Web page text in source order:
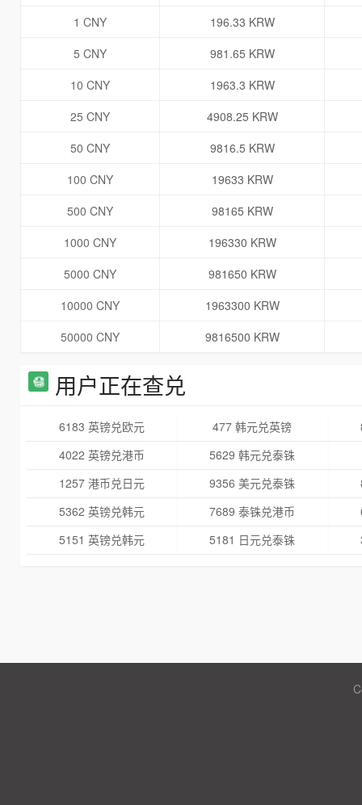
1 CNY
196.33 KRW
5 CNY
981.65 KRW
10 CNY
1963.3 KRW
25 CNY
4908.25 KRW
50 CNY
9816.5 KRW
100 CNY
19633 KRW
500 CNY
98165 KRW
1000 CNY
196330 KRW
5000 CNY
981650 KRW
10000 CNY
1963300 KRW
50000 CNY
9816500 KRW
用户正在查兑
6183 英镑兑欧元 477 韩元兑英镑
4022 英镑兑港币
5629 韩元兑泰铢
1257 港币兑日元
9356 美元兑泰铢
5362 英镑兑韩元
7689 泰铢兑港币
5151 英镑兑韩元
5181 日元兑泰铢